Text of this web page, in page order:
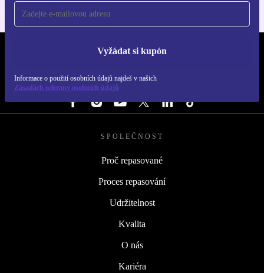
Vyžádat si kupón
Informace o použití osobních údajů najdeš v našich
Zásadách ochrany osobních údajů
REFURBED ČESKO - RETHINK NEW.
SLEDUJ NÁS
SPOLEČNOST
Proč repasované
Proces repasování
Udržitelnost
Kvalita
O nás
Kariéra